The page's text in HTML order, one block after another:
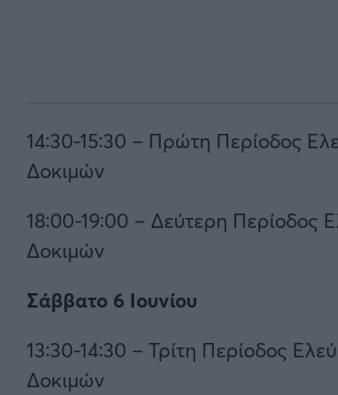
14:30-15:30 – Πρώτη Περίοδος
Δοκιμών
18:00-19:00 – Δεύτερη Περίοδος
Δοκιμών
Σάββατο 6 Ιουνίου
13:30-14:30 – Τρίτη Περίοδος
Δοκιμών